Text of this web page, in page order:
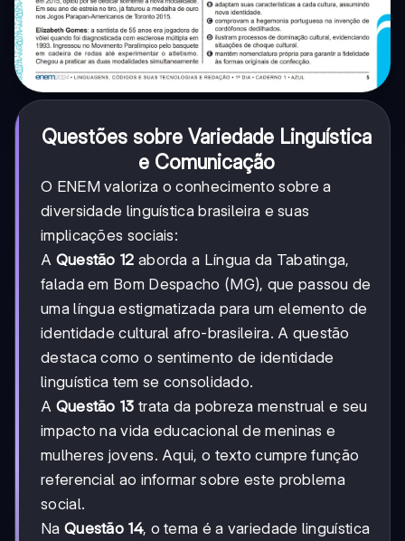
Questões sobre Variedade Linguística
e Comunicação
O ENEM valoriza o conhecimento sobre a
diversidade linguística brasileira e suas
implicações sociais:
A Questão 12 aborda a Língua da Tabatinga,
falada em Bom Despacho (MG), que passou de
uma língua estigmatizada para um elemento de
identidade cultural afro-brasileira. A questão
destaca como o sentimento de identidade
linguística tem se consolidado.
A Questão 13 trata da pobreza menstrual e seu
impacto na vida educacional de meninas e
mulheres jovens. Aqui, o texto cumpre função
referencial ao informar sobre este problema
social.
Na Questão 14, o tema é a variedade linguística